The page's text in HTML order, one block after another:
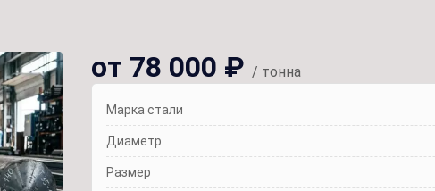
от 78 000 ₽ / тонна
Марка стали
Диаметр
Размер